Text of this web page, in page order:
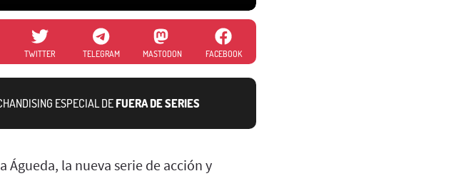
TWITTER TELEGRAM MASTODON FACEBOOK
ESPECIAL DEFUERA DE SERIES
Águeda, la nueva serie de acción y